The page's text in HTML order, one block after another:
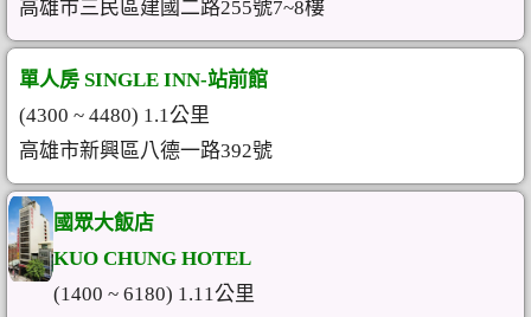
高雄市三民區建國二路255號7~8樓
單人房 SINGLE INN-站前館
(4300 ~ 4480) 1.1公里
高雄市新興區八德一路392號
國眾大飯店
KUO CHUNG HOTEL
(1400 ~ 6180) 1.11公里